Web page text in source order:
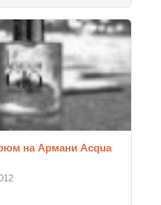
на Армани Acqua